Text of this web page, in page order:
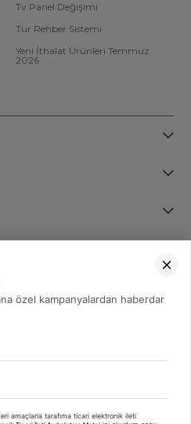
Tv Panel Değişimi
Tur Rehber Sistemi
Yeni İthalat Ürünleri Temmuz
2026
473 08 08
özel kampanyalardan haberdar
amaçlarla tarafıma ticari elektronik ileti